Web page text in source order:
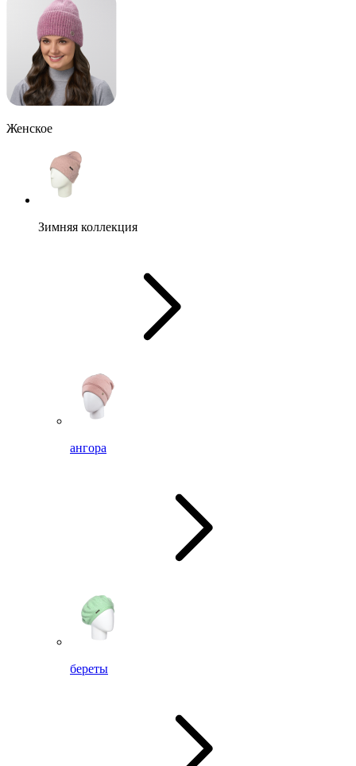
Женское
Зимняя коллекция
ангора
береты